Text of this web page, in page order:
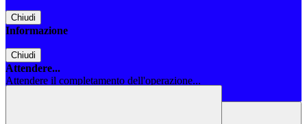
Chiudi
Informazione
Chiudi
Attendere...
Attendere il completamento dell'operazione...